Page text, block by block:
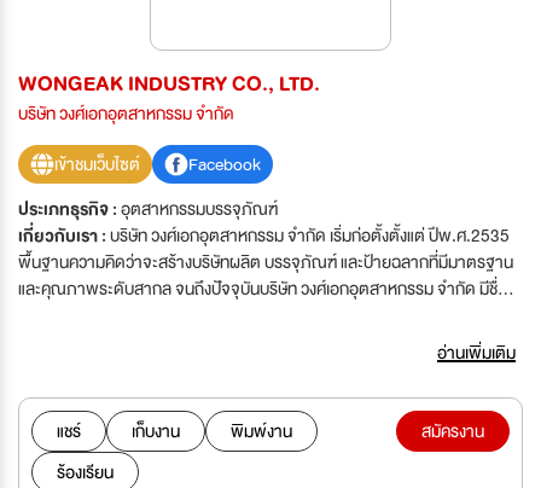
WONGEAK INDUSTRY CO., LTD.
บริษัท วงศ์เอกอุตสาหกรรม จำกัด
เข้าชมเว็บไซต์
Facebook
ประเภทธุรกิจ :อุตสาหกรรมบรรจุภัณฑ์
เกี่ยวกับเรา :บริษัท วงศ์เอกอุตสาหกรรม จำกัด เริ่มก่อตั้งตั้งแต่ ปีพ.ศ.2535
พื้นฐานความคิดว่าจะสร้างบริษัทผลิต บรรจุภัณฑ์ และป้ายฉลากที่มีมาตรฐาน
และคุณภาพระดับสากล จนถึงปัจจุบันบริษัท วงศ์เอกอุตสาหกรรม จำกัด มีชื่อ
ระดับโลกและในประเทศไทย เราได้ขยายฐานการผลิต รวมถึงมีบริษัทในเครือที่
ประเทศต่าง ๆทั่วโลก เช่น ฮ่องกง เวียดนาม อังกฤษและสหรัฐอเมริกา พวกเรา
กำลังพัฒนาบริการรูปแบบ ใหม่โดยอาศัยเทคโนโลยีที่ทันสมัย เพื่อตอบสนอง
ความต้องการและเพิ่มความพึงพอใจของลูกค้า เราต้องการคนรุ่นใหม่ไฟแรงที่มี
ความคิดสร้างสรรค์และรักการทำงาน ที่ท้าทายมาร่วมงานกับเรา
อ่านเพิ่มเติม
แชร์ เก็บงาน
พิมพ์งาน
ร้องเรียน
สมัครงาน